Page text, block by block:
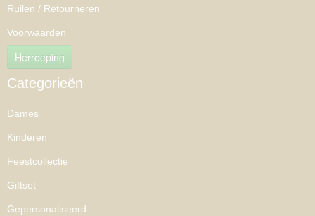
Ruilen / Retourneren
Voorwaarden
Herroeping
Categorieën
Dames
Kinderen
Feestcollectie
Giftset
Gepersonaliseerd